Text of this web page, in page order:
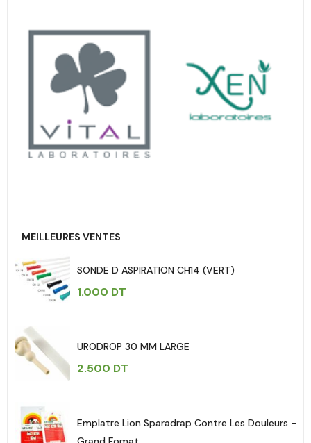
MEILLEURES VENTES
SONDE D ASPIRATION CH14 (VERT)
1.000 DT
URODROP 30 MM LARGE
2.500 DT
Emplatre Lion Sparadrap Contre Les Douleurs -